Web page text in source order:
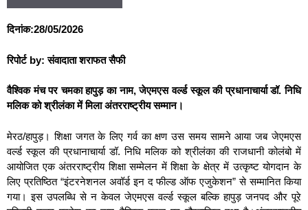
दिनांक:28/05/2026
रिपोर्ट by: संवादाता शराफत सैफी
वैश्विक मंच पर चमका हापुड़ का नाम, जेएमएस वर्ल्ड स्कूल की प्रधानाचार्या डॉ. निधि
मलिक को श्रीलंका में मिला अंतरराष्ट्रीय सम्मान।
मेरठ/हापुड़। शिक्षा जगत के लिए गर्व का क्षण उस समय सामने आया जब जेएमएस
वर्ल्ड स्कूल की प्रधानाचार्या डॉ. निधि मलिक को श्रीलंका की राजधानी कोलंबो में
आयोजित एक अंतरराष्ट्रीय शिक्षा सम्मेलन में शिक्षा के क्षेत्र में उत्कृष्ट योगदान के
लिए प्रतिष्ठित “इंटरनेशनल अवॉर्ड इन द फील्ड ऑफ एजुकेशन” से सम्मानित किया
गया। इस उपलब्धि से न केवल जेएमएस वर्ल्ड स्कूल बल्कि हापुड़ जनपद और पूरे